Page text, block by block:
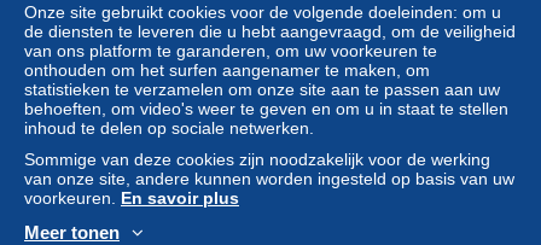
Statuut Particulier
Onze site gebruikt cookies voor de volgende doeleinden: om u
de diensten te leveren die u hebt aangevraagd, om de veiligheid
van ons platform te garanderen, om uw voorkeuren te
onthouden om het surfen aangenamer te maken, om
statistieken te verzamelen om onze site aan te passen aan uw
behoeften, om video's weer te geven en om u in staat te stellen
inhoud te delen op sociale netwerken.
Sommige van deze cookies zijn noodzakelijk voor de werking
van onze site, andere kunnen worden ingesteld op basis van uw
voorkeuren. En savoir plus
Meer tonen